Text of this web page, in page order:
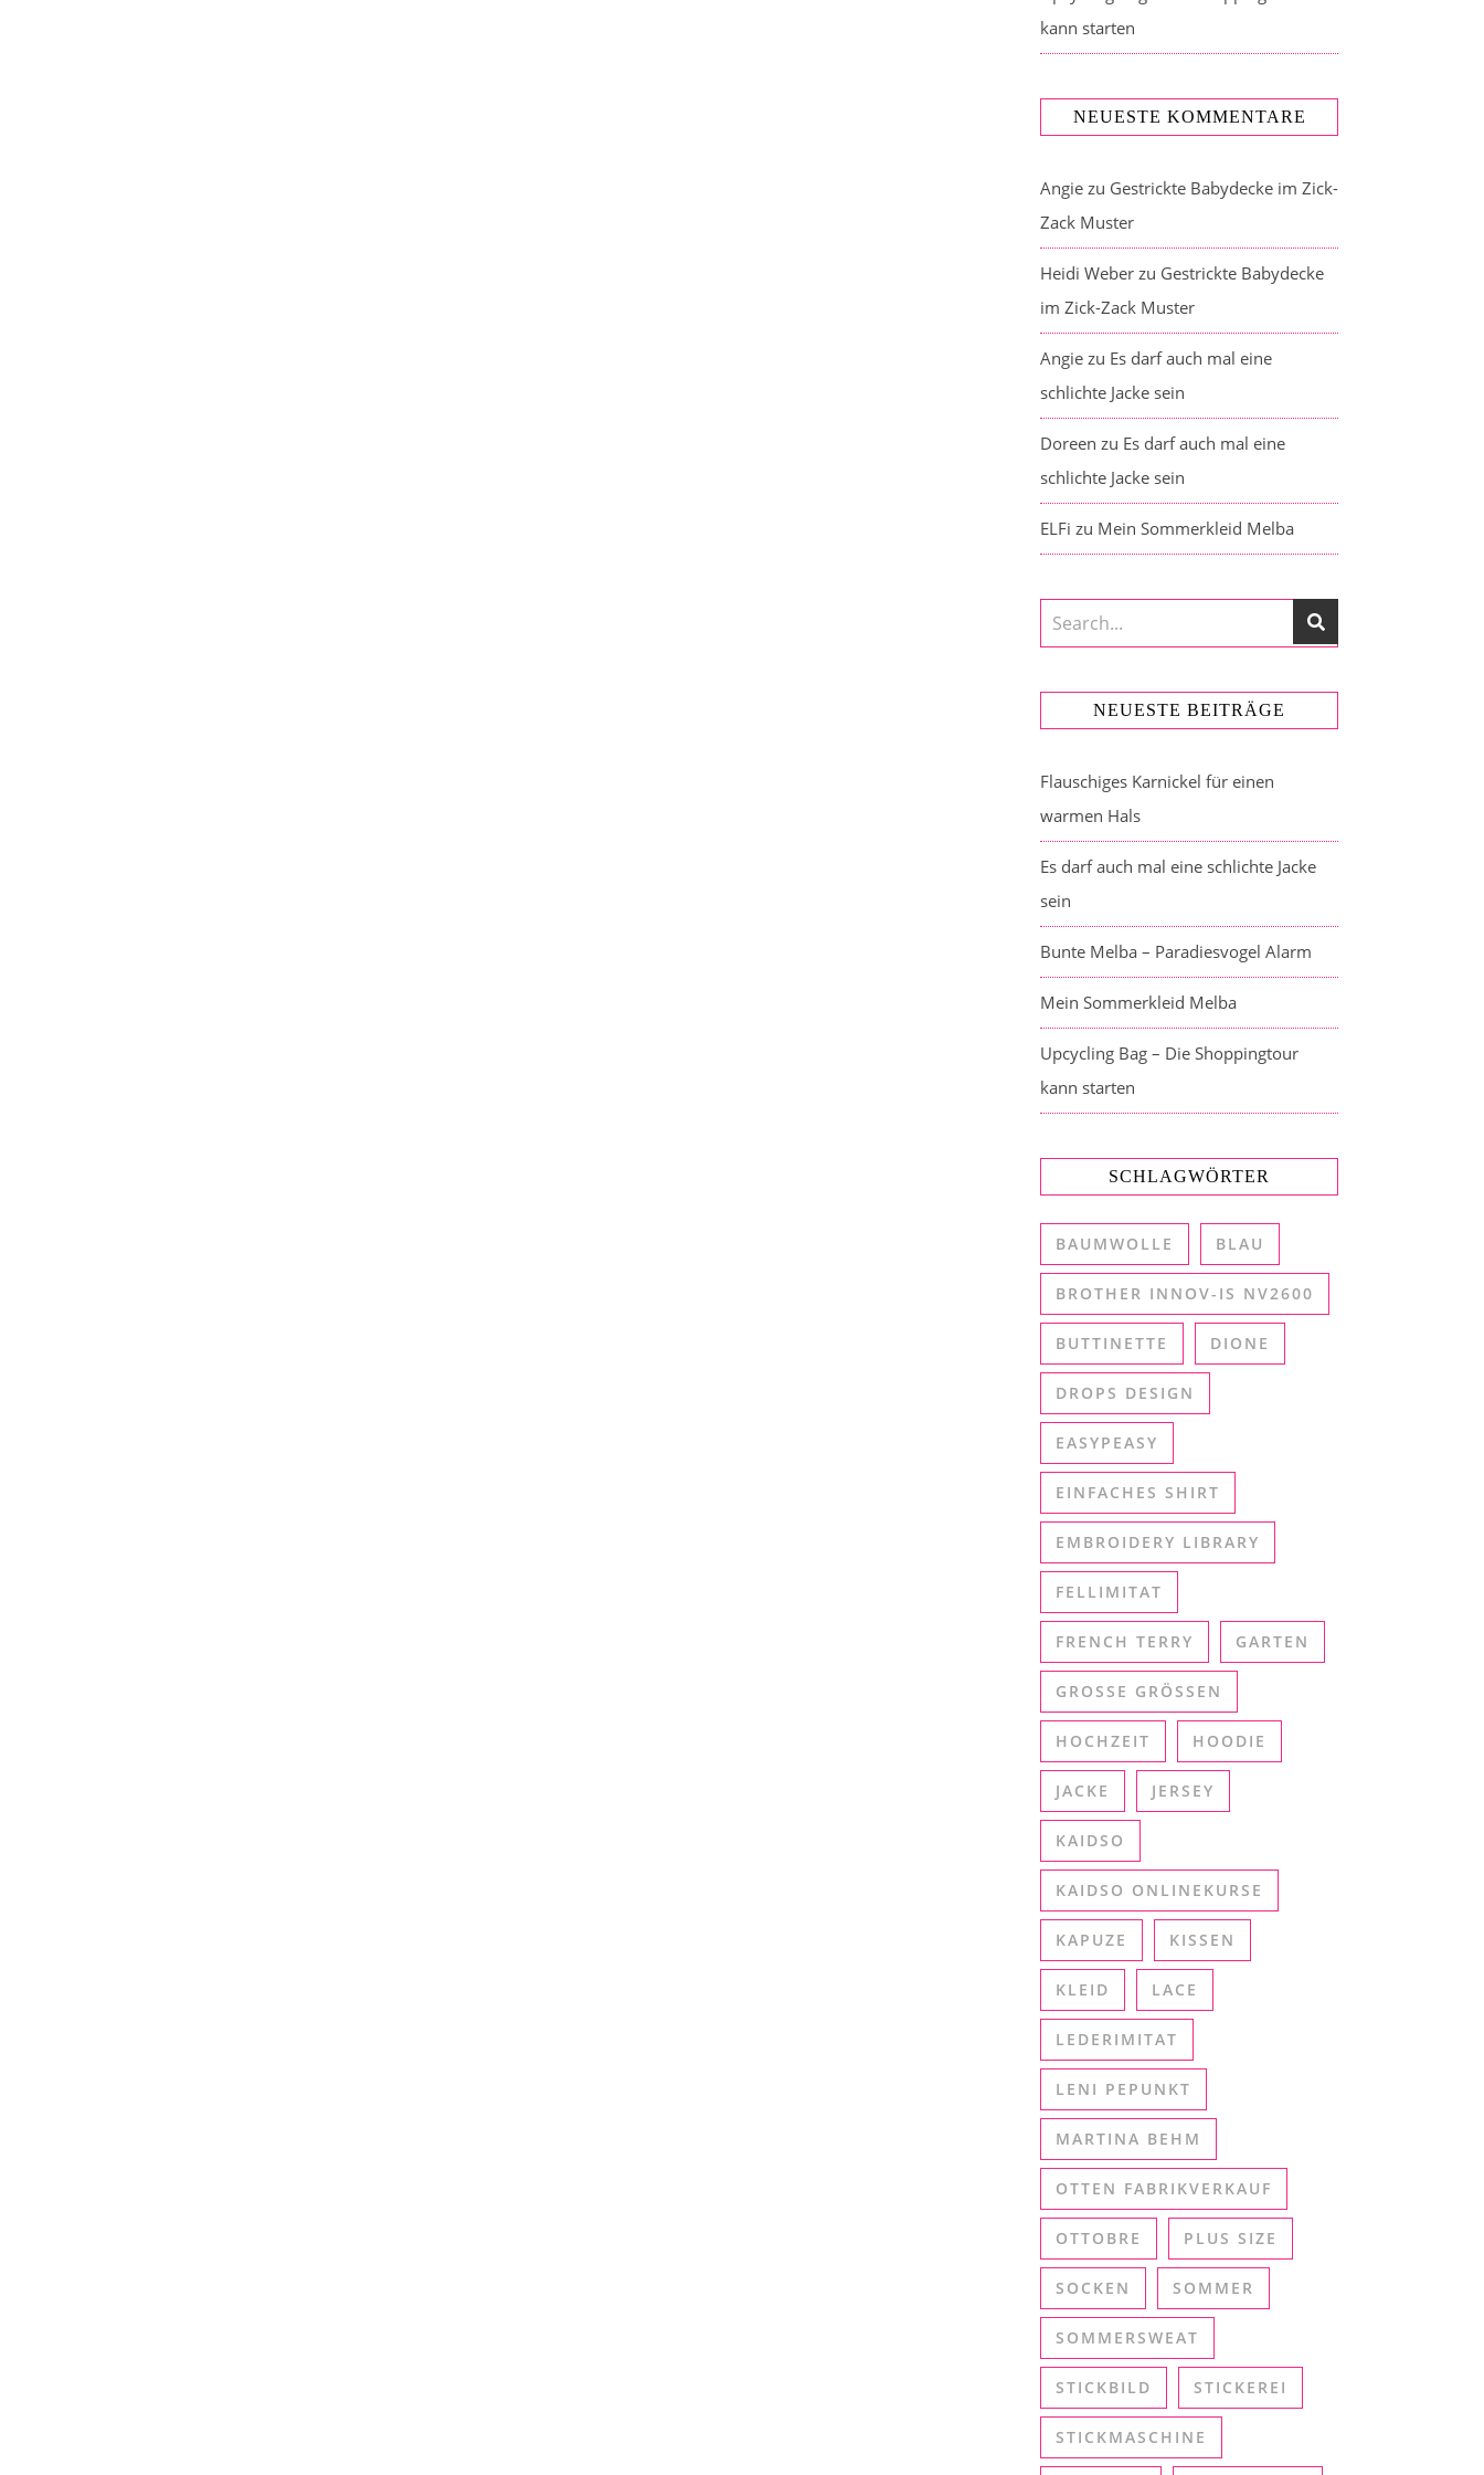
kann starten
NEUESTE KOMMENTARE
Angie zu Gestrickte Babydecke im Zick-
Zack Muster
Heidi Weber zu Gestrickte Babydecke
im Zick-Zack Muster
Angie zu Es darf auch mal eine
schlichte Jacke sein
Doreen zu Es darf auch mal eine
schlichte Jacke sein
ELFi zu Mein Sommerkleid Melba
NEUESTE BEITRÄGE
Flauschiges Karnickel für einen
warmen Hals
Es darf auch mal eine schlichte Jacke
sein
Bunte Melba – Paradiesvogel Alarm
Mein Sommerkleid Melba
Upcycling Bag – Die Shoppingtour
kann starten
SCHLAGWÖRTER
BAUMWOLLE BLAU
BROTHER INNOV-IS NV2600
BUTTINETTE DIONE
DROPS DESIGN
EASYPEASY
EINFACHES SHIRT
EMBROIDERY LIBRARY
FELLIMITAT
FRENCH TERRY GARTEN
GROSSE GRÖSSEN
HOCHZEIT HOODIE
JACKE JERSEY
KAIDSO
KAIDSO ONLINEKURSE
KAPUZE KISSEN
KLEID LACE
LEDERIMITAT
LENI PEPUNKT
MARTINA BEHM
OTTEN FABRIKVERKAUF
OTTOBRE PLUS SIZE
SOCKEN SOMMER
SOMMERSWEAT
STICKBILD STICKEREI
STICKMASCHINE